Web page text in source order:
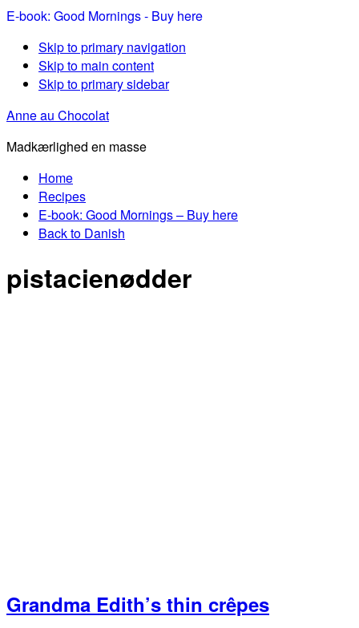
E-book: Good Mornings - Buy here
Skip to primary navigation
Skip to main content
Skip to primary sidebar
Anne au Chocolat
Madkærlighed en masse
Home
Recipes
E-book: Good Mornings – Buy here
Back to Danish
pistacienødder
Grandma Edith’s thin crêpes